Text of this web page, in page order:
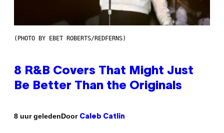
(PHOTO BY EBET ROBERTS/REDFERNS)
8 R&B Covers That Might Just
Be Better Than the Originals
8 uur geledenDoor Caleb Catlin